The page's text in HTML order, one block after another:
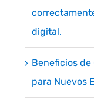
digital.
Beneficios
para Nuevos